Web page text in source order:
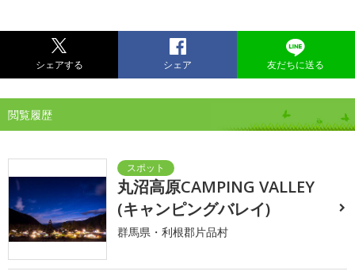
シェアする シェア 友だちに送る
閲覧履歴
丸沼高原CAMPING VALLEY
(キャンピングバレイ)
群馬県・利根郡片品村